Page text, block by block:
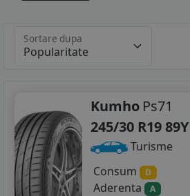
265/35R19
Sortare dupa
Kumho Ps71
245/30 R19 89Y
Turisme
Consum
D
Aderenta A